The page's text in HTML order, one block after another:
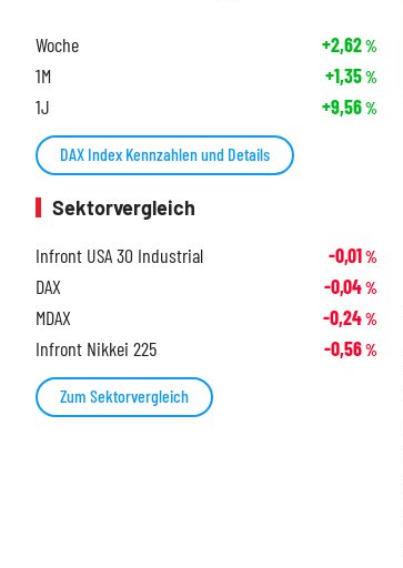
Woche +2,62%
1M +1,35%
1J +9,56%
DAX Index Kennzahlen und Details
Sektorvergleich
Infront USA 30 Industrial
-0,01%
DAX -0,04%
MDAX -0,24%
Infront Nikkei 225 -0,56%
Zum Sektorvergleich